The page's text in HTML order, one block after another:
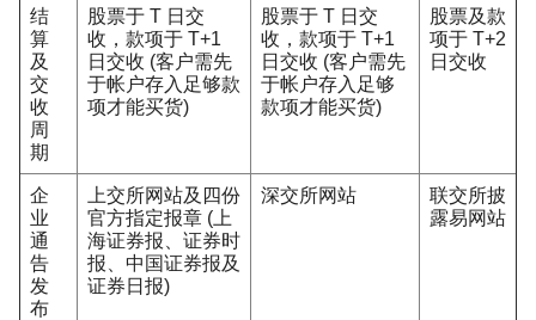
结
算
及
交
收
周
期
股票于 T 日交
收，款项于 T+1
日交收 (客户需先
于帐户存入足够款
项才能买货)
股票于 T 日交
收，款项于 T+1
日交收 (客户需先
于帐户存入足够
款项才能买货)
股票及款
项于 T+2
日交收
企
业
通
告
发
布
上交所网站及四份
官方指定报章 (上
海证券报、证券时
报、中国证券报及
证券日报)
深交所网站
联交所披
露易网站